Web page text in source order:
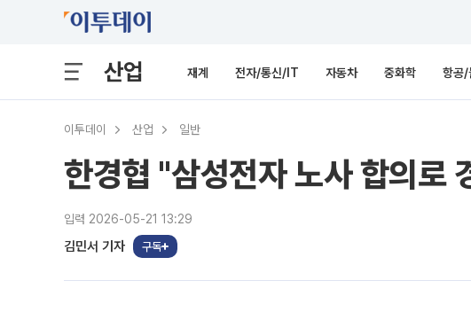
산업 재계 전자/통신/IT 자동차 중화학 항공/
이투데이 산업 일반
한경협 "삼성전자 노사 합의로
입력 2026-05-21 13:29
김민서 기자 구독